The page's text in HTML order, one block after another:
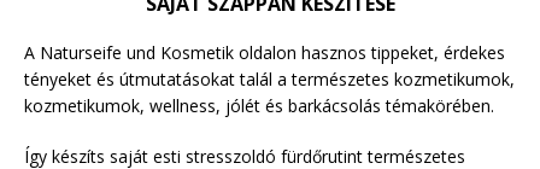
A Naturseife und Kosmetik oldalon hasznos tippeket, érdekes
tényeket és útmutatásokat talál a természetes kozmetikumok,
kozmetikumok, wellness, jólét és barkácsolás témakörében.
Így készíts saját esti stresszoldó fürdőrutint természetes